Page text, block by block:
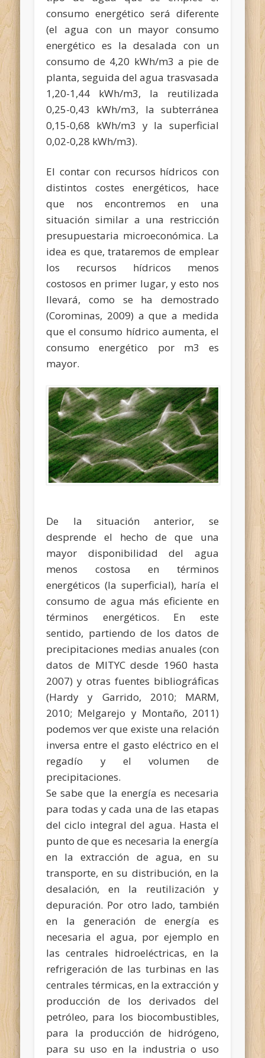
consumo energético será diferente
(el agua con un mayor consumo
energético es la desalada con un
consumo de 4,20 kWh/m3 a pie de
planta, seguida del agua trasvasada
1,20-1,44 kWh/m3, la reutilizada
0,25-0,43 kWh/m3, la subterránea
0,15-0,68 kWh/m3 y la superficial
0,02-0,28 kWh/m3).
El contar con recursos hídricos con
distintos costes energéticos, hace
que nos encontremos en una
situación similar a una restricción
presupuestaria microeconómica. La
idea es que, trataremos de emplear
los recursos hídricos menos
costosos en primer lugar, y esto nos
llevará, como se ha demostrado
(Corominas, 2009) a que a medida
que el consumo hídrico aumenta, el
consumo energético por m3 es
mayor.
De la situación anterior, se
desprende el hecho de que una
mayor disponibilidad del agua
menos costosa en términos
energéticos (la superficial), haría el
consumo de agua más eficiente en
términos energéticos. En este
sentido, partiendo de los datos de
precipitaciones medias anuales (con
datos de MITYC desde 1960 hasta
2007) y otras fuentes bibliográficas
(Hardy y Garrido, 2010; MARM,
2010; Melgarejo y Montaño, 2011)
podemos ver que existe una relación
inversa entre el gasto eléctrico en el
regadío y el volumen de
precipitaciones.
Se sabe que la energía es necesaria
para todas y cada una de las etapas
del ciclo integral del agua. Hasta el
punto de que es necesaria la energía
en la extracción de agua, en su
transporte, en su distribución, en la
desalación, en la reutilización y
depuración. Por otro lado, también
en la generación de energía es
necesaria el agua, por ejemplo en
las centrales hidroeléctricas, en la
refrigeración de las turbinas en las
centrales térmicas, en la extracción y
producción de los derivados del
petróleo, para los biocombustibles,
para la producción de hidrógeno,
para su uso en la industria o uso